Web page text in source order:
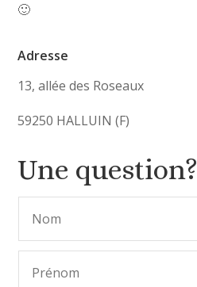
🙂
Adresse
13, allée des Roseaux
59250 HALLUIN (F)
Une question?